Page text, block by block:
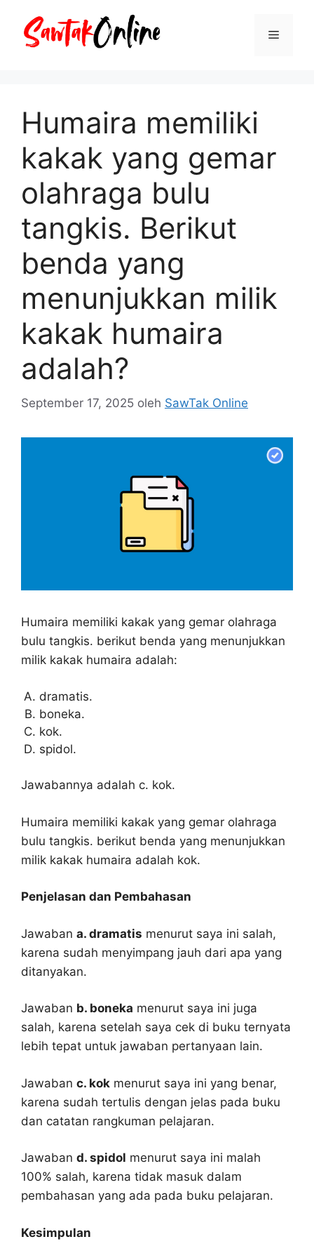
Menu
Humaira memiliki
kakak yang gemar
olahraga bulu
tangkis. Berikut
benda yang
menunjukkan milik
kakak humaira
adalah?
September 17, 2025 oleh SawTak Online
Humaira memiliki kakak yang gemar olahraga
bulu tangkis. berikut benda yang menunjukkan
milik kakak humaira adalah:
dramatis.
boneka.
kok.
spidol.
Jawabannya adalah c. kok.
Humaira memiliki kakak yang gemar olahraga
bulu tangkis. berikut benda yang menunjukkan
milik kakak humaira adalah kok.
Penjelasan dan Pembahasan
Jawaban a. dramatis menurut saya ini salah,
karena sudah menyimpang jauh dari apa yang
ditanyakan.
Jawaban b. boneka menurut saya ini juga
salah, karena setelah saya cek di buku ternyata
lebih tepat untuk jawaban pertanyaan lain.
Jawaban c. kok menurut saya ini yang benar,
karena sudah tertulis dengan jelas pada buku
dan catatan rangkuman pelajaran.
Jawaban d. spidol menurut saya ini malah
100% salah, karena tidak masuk dalam
pembahasan yang ada pada buku pelajaran.
Kesimpulan